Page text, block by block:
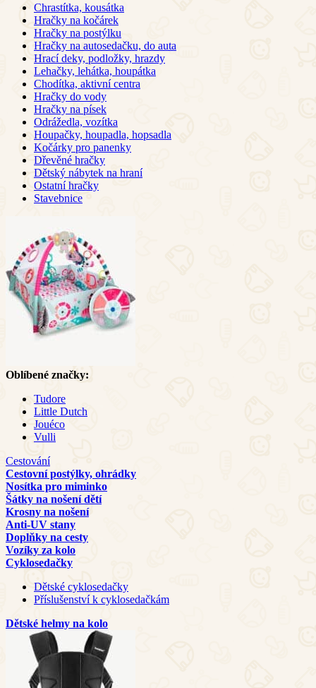
Chrastítka, kousátka
Hračky na kočárek
Hračky na postýlku
Hračky na autosedačku, do auta
Hrací deky, podložky, hrazdy
Lehačky, lehátka, houpátka
Chodítka, aktivní centra
Hračky do vody
Hračky na písek
Odrážedla, vozítka
Houpačky, houpadla, hopsadla
Kočárky pro panenky
Dřevěné hračky
Dětský nábytek na hraní
Ostatní hračky
Stavebnice
Oblíbené značky:
Tudore
Little Dutch
Jouéco
Vulli
Cestování
Cestovní postýlky, ohrádky
Nosítka pro miminko
Šátky na nošení dětí
Krosny na nošení
Anti-UV stany
Doplňky na cesty
Vozíky za kolo
Cyklosedačky
Dětské cyklosedačky
Příslušenství k cyklosedačkám
Dětské helmy na kolo